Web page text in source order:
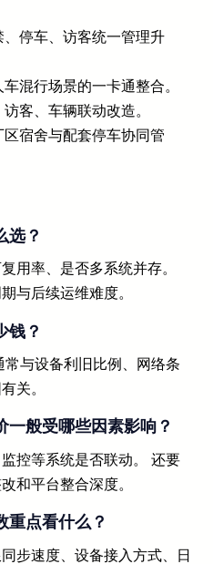
停车、访客统一管理升
混行场景的一卡通整合。
客、车辆联动改造。
宿舍与配套停车协同管
选？
用率、是否多系统并存。
与后续运维难度。
钱？
与设备利旧比例、网络条
关。
一般受哪些因素影响？
控等系统是否联动。 还要
和平台整合深度。
重点看什么？
步速度、设备接入方式、日